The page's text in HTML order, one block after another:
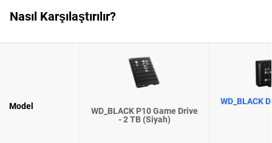
Nasıl Karşılaştırılır?
Model
WD_BLACK P10 Game Drive
- 2 TB (Siyah)
WD_BLACK